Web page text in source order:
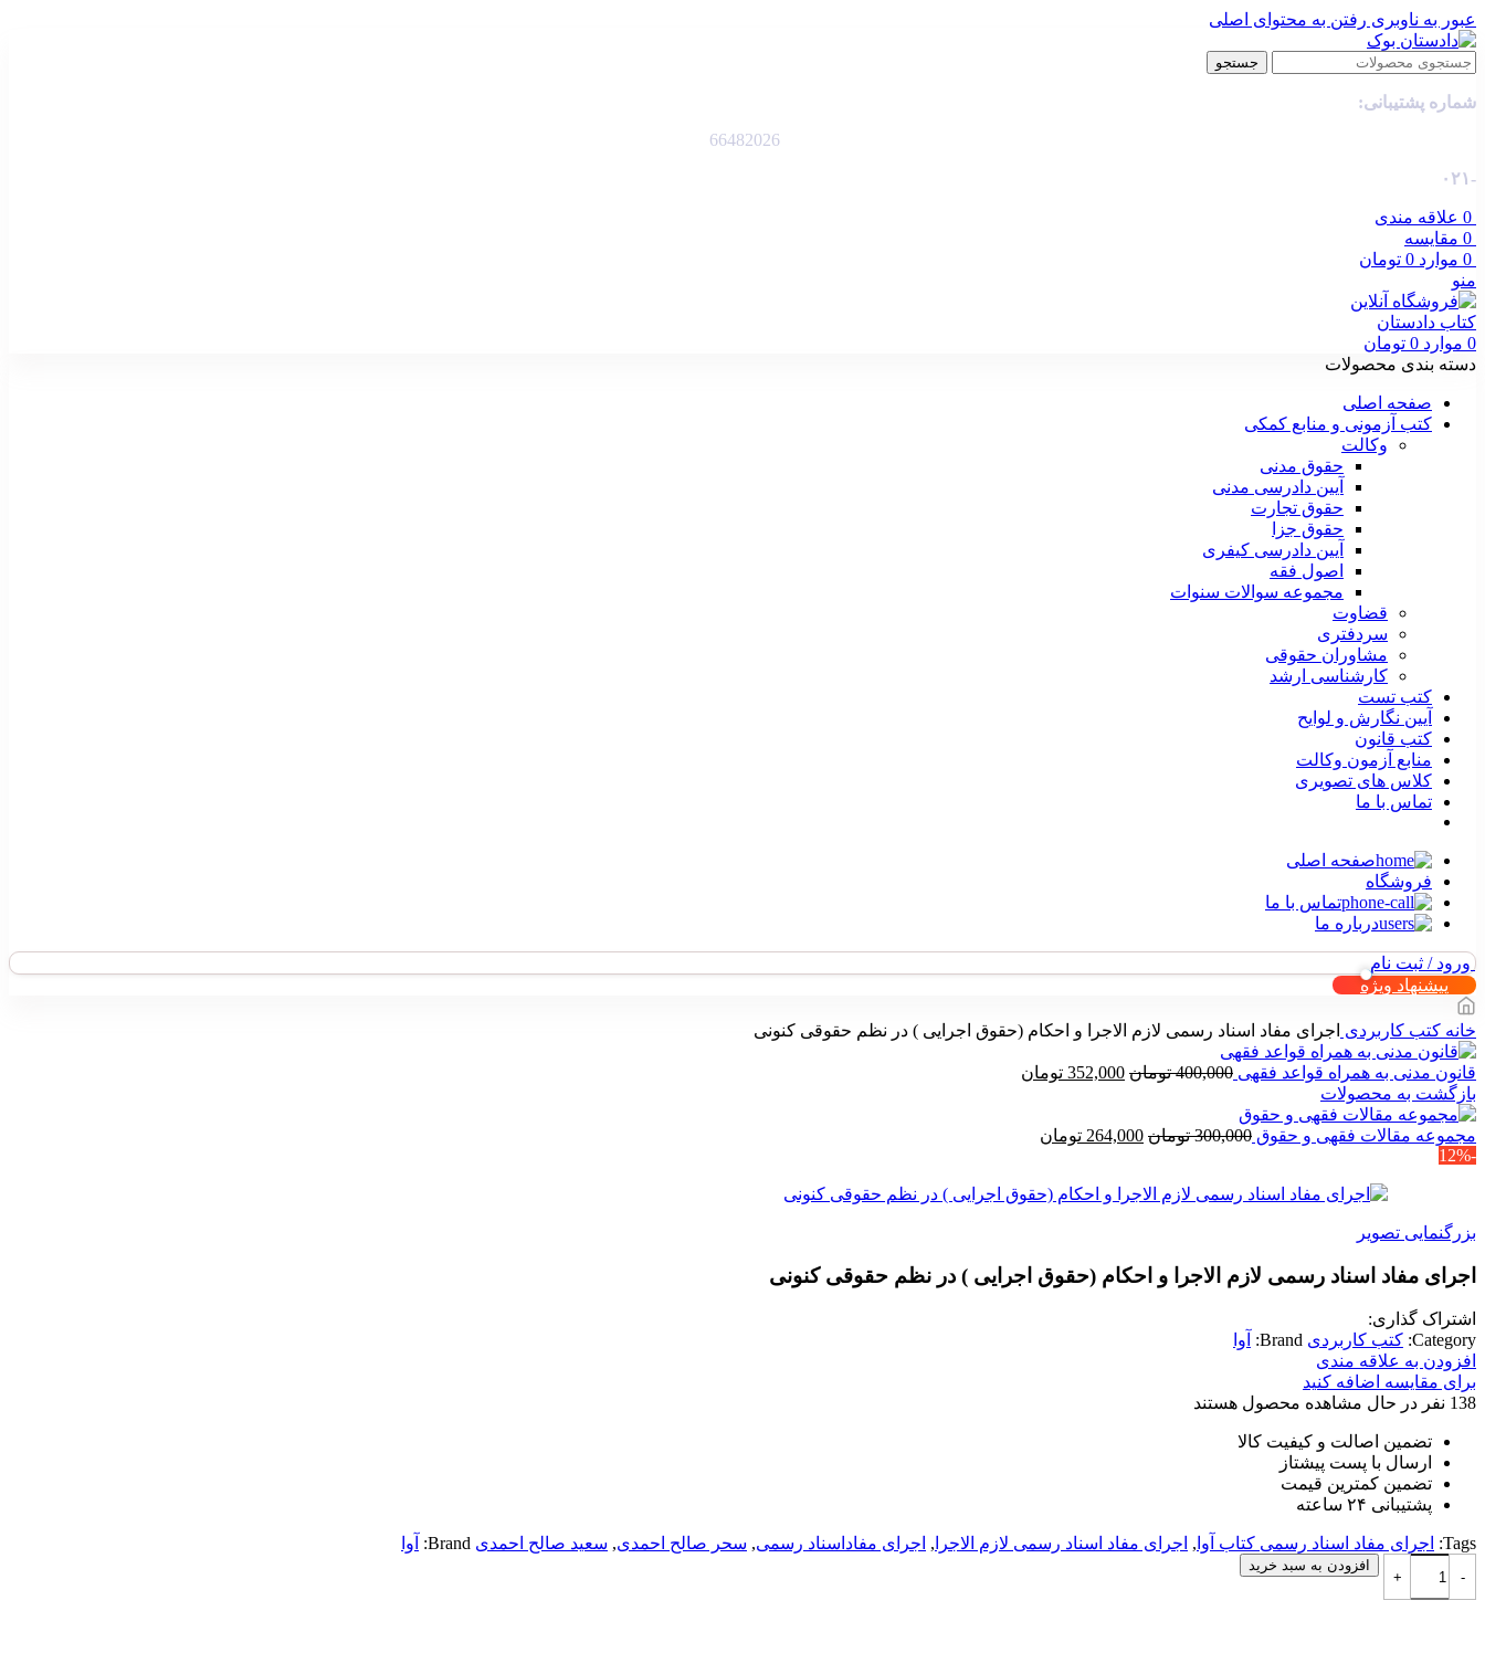
عبور به ناوبری رفتن به محتوای اصلی
جستجو
شماره پشتیبانی:
66482026
-۰۲۱
0 علاقه مندی
0 مقایسه
0 موارد 0 تومان
منو
0 موارد 0 تومان
دسته بندی محصولات
صفحه اصلی
کتب آزمونی و منابع کمکی
وکالت
حقوق مدنی
آیین دادرسی مدنی
حقوق تجارت
حقوق جزا
آیین دادرسی کیفری
اصول فقه
مجموعه سوالات سنوات
قضاوت
سردفتری
مشاوران حقوقی
کارشناسی ارشد
کتب تست
آیین نگارش و لوایح
کتب قانون
منابع آزمون وکالت
کلاس های تصویری
تماس با ما
صفحه اصلی
فروشگاه
تماس با ما
درباره ما
ورود / ثبت نام
پیشنهاد ویژه
خانه کتب کاربردی اجرای مفاد اسناد رسمی لازم الاجرا و احکام (حقوق اجرایی ) در نظم حقوقی کنونی
قانون مدنی به همراه قواعد فقهی 400,000 تومان قیمت
بود.
352,000 تومان
بازگشت به محصولات
مجموعه مقالات فقهی و حقوق 300,000 تومان قیمت
بود.
264,000 تومان
است.
-12%
بزرگنمایی تصویر
اجرای مفاد اسناد رسمی لازم الاجرا و احکام (حقوق اجرایی ) در نظم حقوقی کنونی
اشتراک گذاری:
Category: کتب کاربردی Brand:
آوا
افزودن به علاقه مندی
برای مقایسه اضافه کنید
138 نفر در حال مشاهده محصول هستند
تضمین اصالت و کیفیت کالا
ارسال با پست پیشتاز
تضمین کمترین قیمت
پشتیبانی ۲۴ ساعته
Tags: اجرای مفاد اسناد رسمی کتاب آوا , اجرای مفاد اسناد رسمی لازم الاجرا , اجرای مفاداسناد رسمی, سحر صالح احمدی, سعید صالح احمدی Brand:
آوا
اجرای مفاد اسناد رسمی لازم الاجرا و احکام (حقوق اجرایی ) در نظم حقوقی کنونی عدد
افزودن به سبد خرید